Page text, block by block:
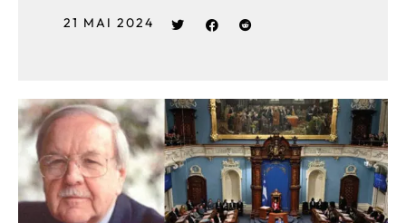
21 MAI 2024